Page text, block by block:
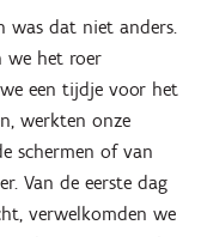
was dat niet anders.
we het roer
een tijdje voor het
werkten onze
schermen of van
Van de eerste dag
verwelkomden we